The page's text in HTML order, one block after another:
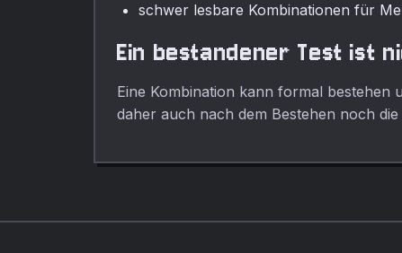
schwer lesbare Kombinationen für
Ein bestandener Test ist
Eine Kombination kann formal bestehen
daher auch nach dem Bestehen noch